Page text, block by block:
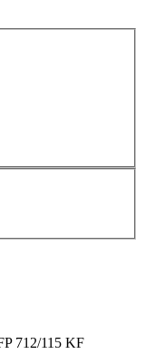
712/115 KF